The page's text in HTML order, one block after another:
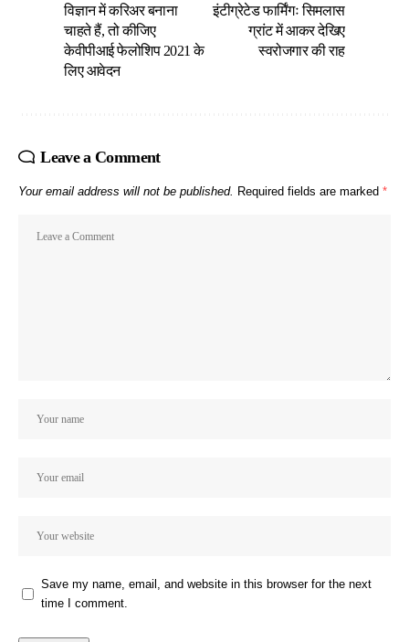
विज्ञान में करिअर बनाना
चाहते हैं, तो कीजिए
केवीपीआई फेलोशिप 2021 के
लिए आवेदन
इंटीग्रेटेड फार्मिंगः सिमलास
ग्रांट में आकर देखिए
स्वरोजगार की राह
Leave a Comment
Your email address will not be published. Required fields are marked *
Save my name, email, and website in this browser for the next
time I comment.